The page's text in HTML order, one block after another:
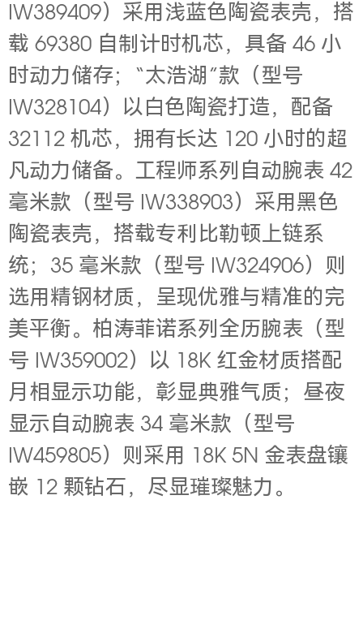
IW389409）采用浅蓝色陶瓷表壳，搭
载 69380 自制计时机芯，具备 46 小
时动力储存；
“太浩湖”款（型号
IW328104）以白色陶瓷打造，配备
32112 机芯，拥有长达 120 小时的超
凡动力储备。工程师系列自动腕表 42
毫米款（型号 IW338903）采用黑色
陶瓷表壳，搭载专利比勒顿上链系
统；35 毫米款（型号 IW324906）则
选用精钢材质，呈现优雅与精准的完
美平衡。柏涛菲诺系列全历腕表（型
号 IW359002）以 18K 红金材质搭配
月相显示功能，彰显典雅气质；昼夜
显示自动腕表 34 毫米款（型号
IW459805）则采用 18K 5N 金表盘镶
嵌 12 颗钻石，尽显璀璨魅力。